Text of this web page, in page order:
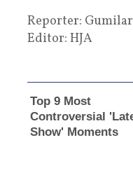
Reporter: Gumilar
Editor: HJA